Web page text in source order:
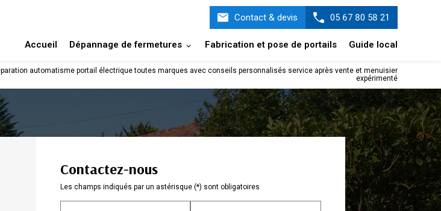
Contact & devis 05 67 80 58 21
Accueil Dépannage de fermetures Fabrication et pose de portails Guide local
automatisme portail électrique toutes marques avec conseils personnalisés service après vente et menuisier
expérimenté
Contactez-nous
Les champs indiqués par un astérisque (*) sont obligatoires